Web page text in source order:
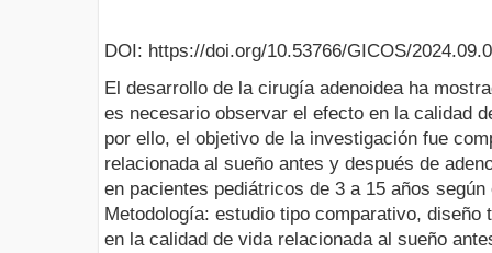
DOI: https://doi.org/10.53766/GICOS/
El desarrollo de la cirugía adenoidea ha
es necesario observar el efecto en la calidad
por ello, el objetivo de la investigación fue
relacionada al sueño antes y después de
en pacientes pediátricos de 3 a 15 años
Metodología: estudio tipo comparativo,
en la calidad de vida relacionada al sueño